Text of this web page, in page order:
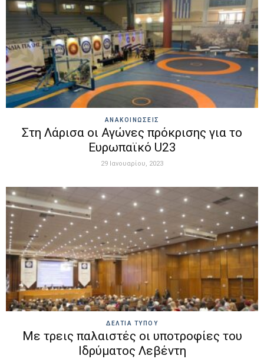
ΑΝΑΚΟΙΝΩΣΕΙΣ
Στη Λάρισα οι Αγώνες πρόκρισης για το
Ευρωπαϊκό U23
29 Ιανουαρίου, 2023
ΔΕΛΤΙΑ ΤΥΠΟΥ
Με τρεις παλαιστές οι υποτροφίες του
Ιδρύματος Λεβέντη